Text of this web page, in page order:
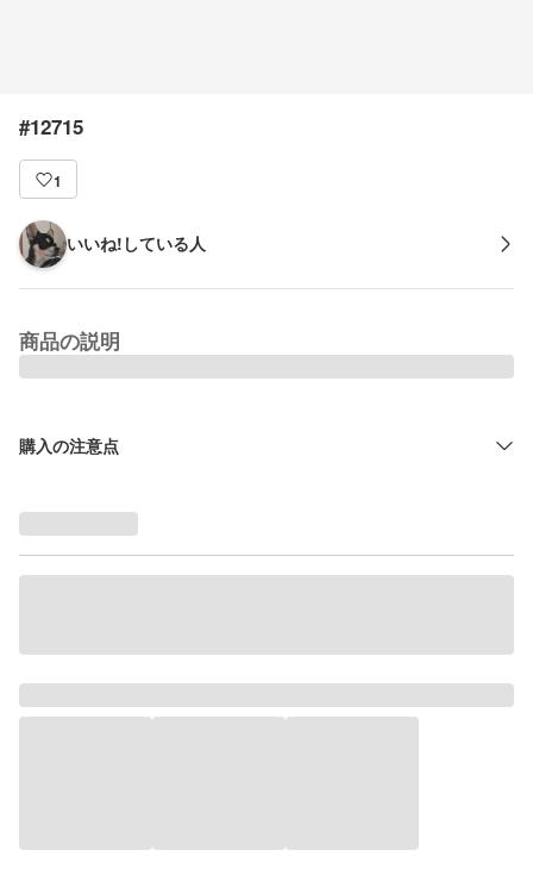
#12715
1
いいね!している人
商品の説明
購入の注意点